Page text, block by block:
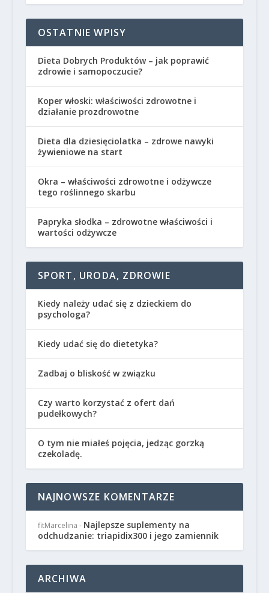
OSTATNIE WPISY
Dieta Dobrych Produktów – jak poprawić
zdrowie i samopoczucie?
Koper włoski: właściwości zdrowotne i
działanie prozdrowotne
Dieta dla dziesięciolatka – zdrowe nawyki
żywieniowe na start
Okra – właściwości zdrowotne i odżywcze
tego roślinnego skarbu
Papryka słodka – zdrowotne właściwości i
wartości odżywcze
SPORT, URODA, ZDROWIE
Kiedy należy udać się z dzieckiem do
psychologa?
Kiedy udać się do dietetyka?
Zadbaj o bliskość w związku
Czy warto korzystać z ofert dań
pudełkowych?
O tym nie miałeś pojęcia, jedząc gorzką
czekoladę.
NAJNOWSZE KOMENTARZE
fitMarcelina - Najlepsze suplementy na
odchudzanie: triapidix300 i jego zamiennik
ARCHIWA